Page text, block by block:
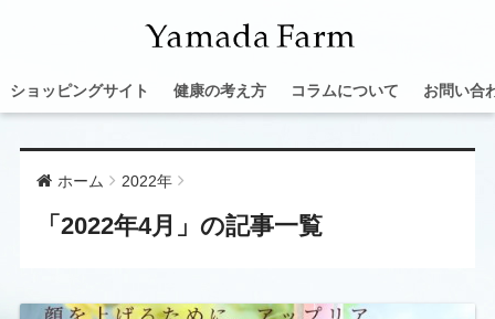
ショッピングサイト 健康の考え方 コラムについて お問い合
ホーム 2022年
「2022年4月」の記事一覧